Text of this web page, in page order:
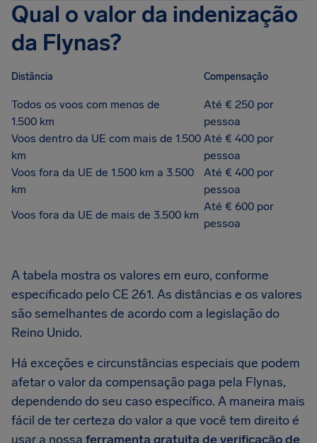
Qual o valor da indenização
da Flynas?
Distância Compensação
Todos os voos com menos de
1.500 km
Até € 250 por
pessoa
Voos dentro da UE com mais de 1.500
km
Até € 400 por
pessoa
Voos fora da UE de 1.500 km a 3.500
km
Até € 400 por
pessoa
Voos fora da UE de mais de 3.500 km
Até € 600 por
pessoa
A tabela mostra os valores em euro, conforme
especificado pelo CE 261. As distâncias e os valores
são semelhantes de acordo com a legislação do
Reino Unido.
Há exceções e circunstâncias especiais que podem
afetar o valor da compensação paga pela Flynas,
dependendo do seu caso específico. A maneira mais
fácil de ter certeza do valor a que você tem direito é
usar a nossa ferramenta gratuita de verificação de